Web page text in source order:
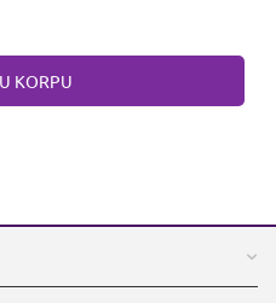
KORPU